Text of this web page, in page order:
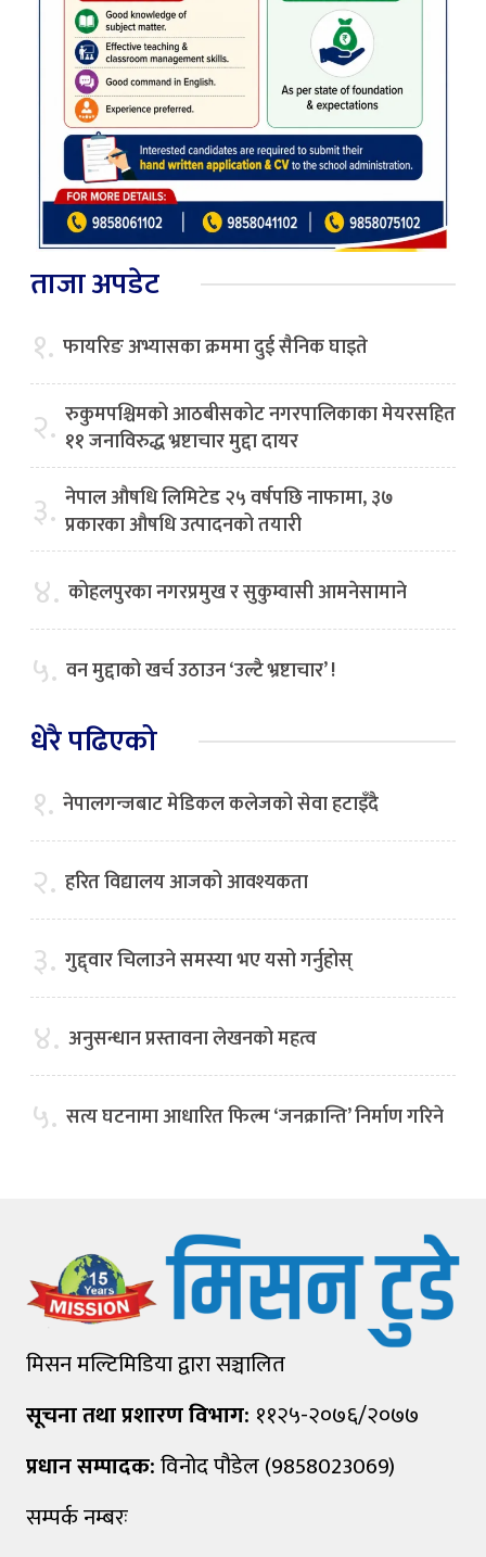
ताजा अपडेट
१. फायरिङ अभ्यासका क्रममा दुई सैनिक घाइते
२. रुकुमपश्चिमको आठबीसकोट नगरपालिकाका मेयरसहित
११ जनाविरुद्ध भ्रष्टाचार मुद्दा दायर
३. नेपाल औषधि लिमिटेड २५ वर्षपछि नाफामा, ३७
प्रकारका औषधि उत्पादनको तयारी
४. कोहलपुरका नगरप्रमुख र सुकुम्वासी आमनेसामाने
५. वन मुद्दाको खर्च उठाउन ‘उल्टै भ्रष्टाचार’ !
धेरै पढिएको
१. नेपालगन्जबाट मेडिकल कलेजको सेवा हटाइँदै
२. हरित विद्यालय आजको आवश्यकता
३. गुद्द्वार चिलाउने समस्या भए यसो गर्नुहोस्
४. अनुसन्धान प्रस्तावना लेखनको महत्व
५. सत्य घटनामा आधारित फिल्म ‘जनक्रान्ति’ निर्माण गरिने
मिसन मल्टिमिडिया द्वारा सञ्चालित
सूचना तथा प्रशारण विभाग: ११२५-२०७६/२०७७
प्रधान सम्पादक:विनोद पौडेल (9858023069)
सम्पर्क नम्बरः